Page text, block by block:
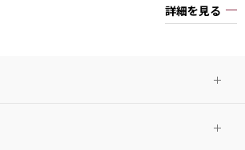
詳細を見る